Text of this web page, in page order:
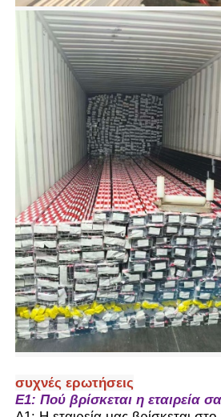
συχνές ερωτήσεις
Ε1: Πού βρίσκεται η εταιρεία